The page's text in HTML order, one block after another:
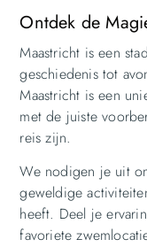
Ontdek de
Maastricht is een
geschiedenis tot
Maastricht is een
met de juiste
reis zijn.
We nodigen je uit
geweldige
heeft. Deel je
favoriete